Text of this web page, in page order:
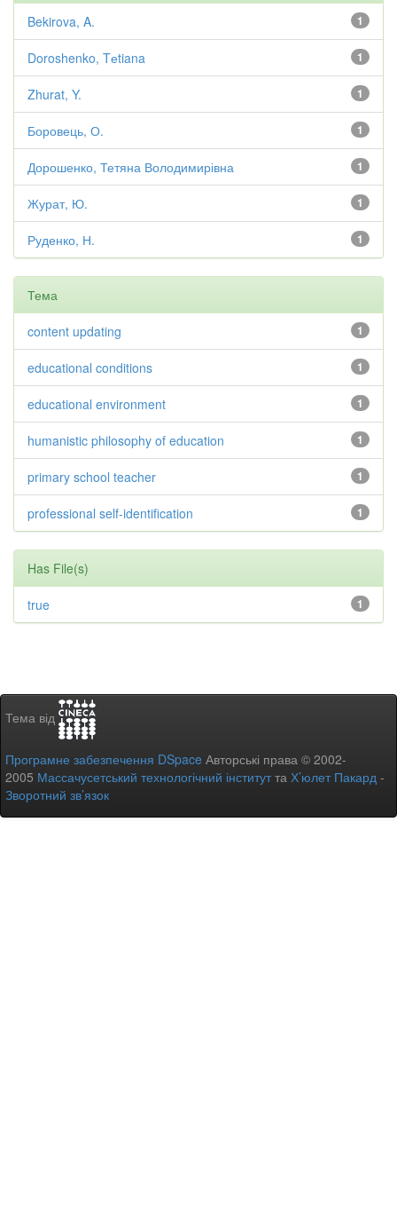
1
Bekirova, A.
1
Doroshenko, Tеtiana
1
Zhurat, Y.
1
Боровець, О.
1
Дорошенко, Тетяна Володимирівна
1
Журат, Ю.
1
Руденко, Н.
Тема
1
content updating
1
educational conditions
1
educational environment
1
humanistic philosophy of education
1
primary school teacher
1
professional self-identification
Has File(s)
1
true
Тема від
Програмне забезпечення DSpace Авторські права © 2002-
2005 Массачусетський технологічний інститутта Х’юлет Пакард -
Зворотний зв’язок